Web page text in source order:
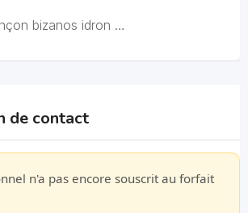
bizanos idron …
de contact
n'a pas encore souscrit au forfait